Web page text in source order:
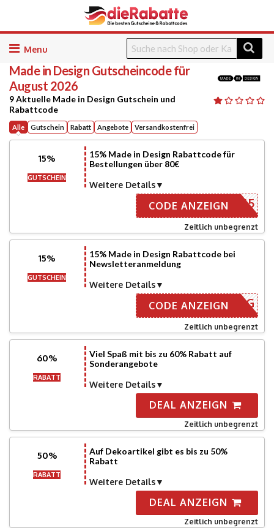
Skip
content
Made in Design Gutscheincode für
August 2026
9 Aktuelle Made in Design Gutschein und
Rabattcode
Alle Gutschein Rabatt Angebote Versandkostenfrei
15%
GUTSCHEIN
15% Made in Design Rabattcode für
Bestellungen über 80€
Weitere Details
EN-MID15
CODE ANZEIGN
Zeitlich unbegrenzt
15%
GUTSCHEIN
15% Made in Design Rabattcode bei
Newsletteranmeldung
Weitere Details
NMELDUNG
CODE ANZEIGN
Zeitlich unbegrenzt
60%
RABATT
Viel Spaß mit bis zu 60% Rabatt auf
Sonderangebote
Weitere Details
DEAL ANZEIGN
Zeitlich unbegrenzt
50%
RABATT
Auf Dekoartikel gibt es bis zu 50%
Rabatt
Weitere Details
DEAL ANZEIGN
Zeitlich unbegrenzt